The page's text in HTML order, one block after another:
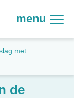
menu
met
de